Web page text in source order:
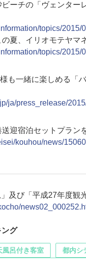
ーチの「ヴェンター
topics/2015/
夏、イリオモテヤマ
topics/2015/
も一緒に楽しめる「
ja/press_release/
迎宿泊セットプラン
kouhou/news/
」及び「平成27年度観
グ
風呂付き客室 都内シ